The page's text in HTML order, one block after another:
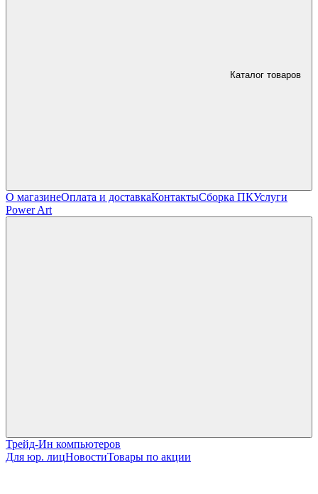
Каталог товаров
О магазинеОплата и доставкаКонтактыСборка ПКУслуги
Power Art
Трейд-Ин компьютеров
Для юр. лицНовостиТовары по акции